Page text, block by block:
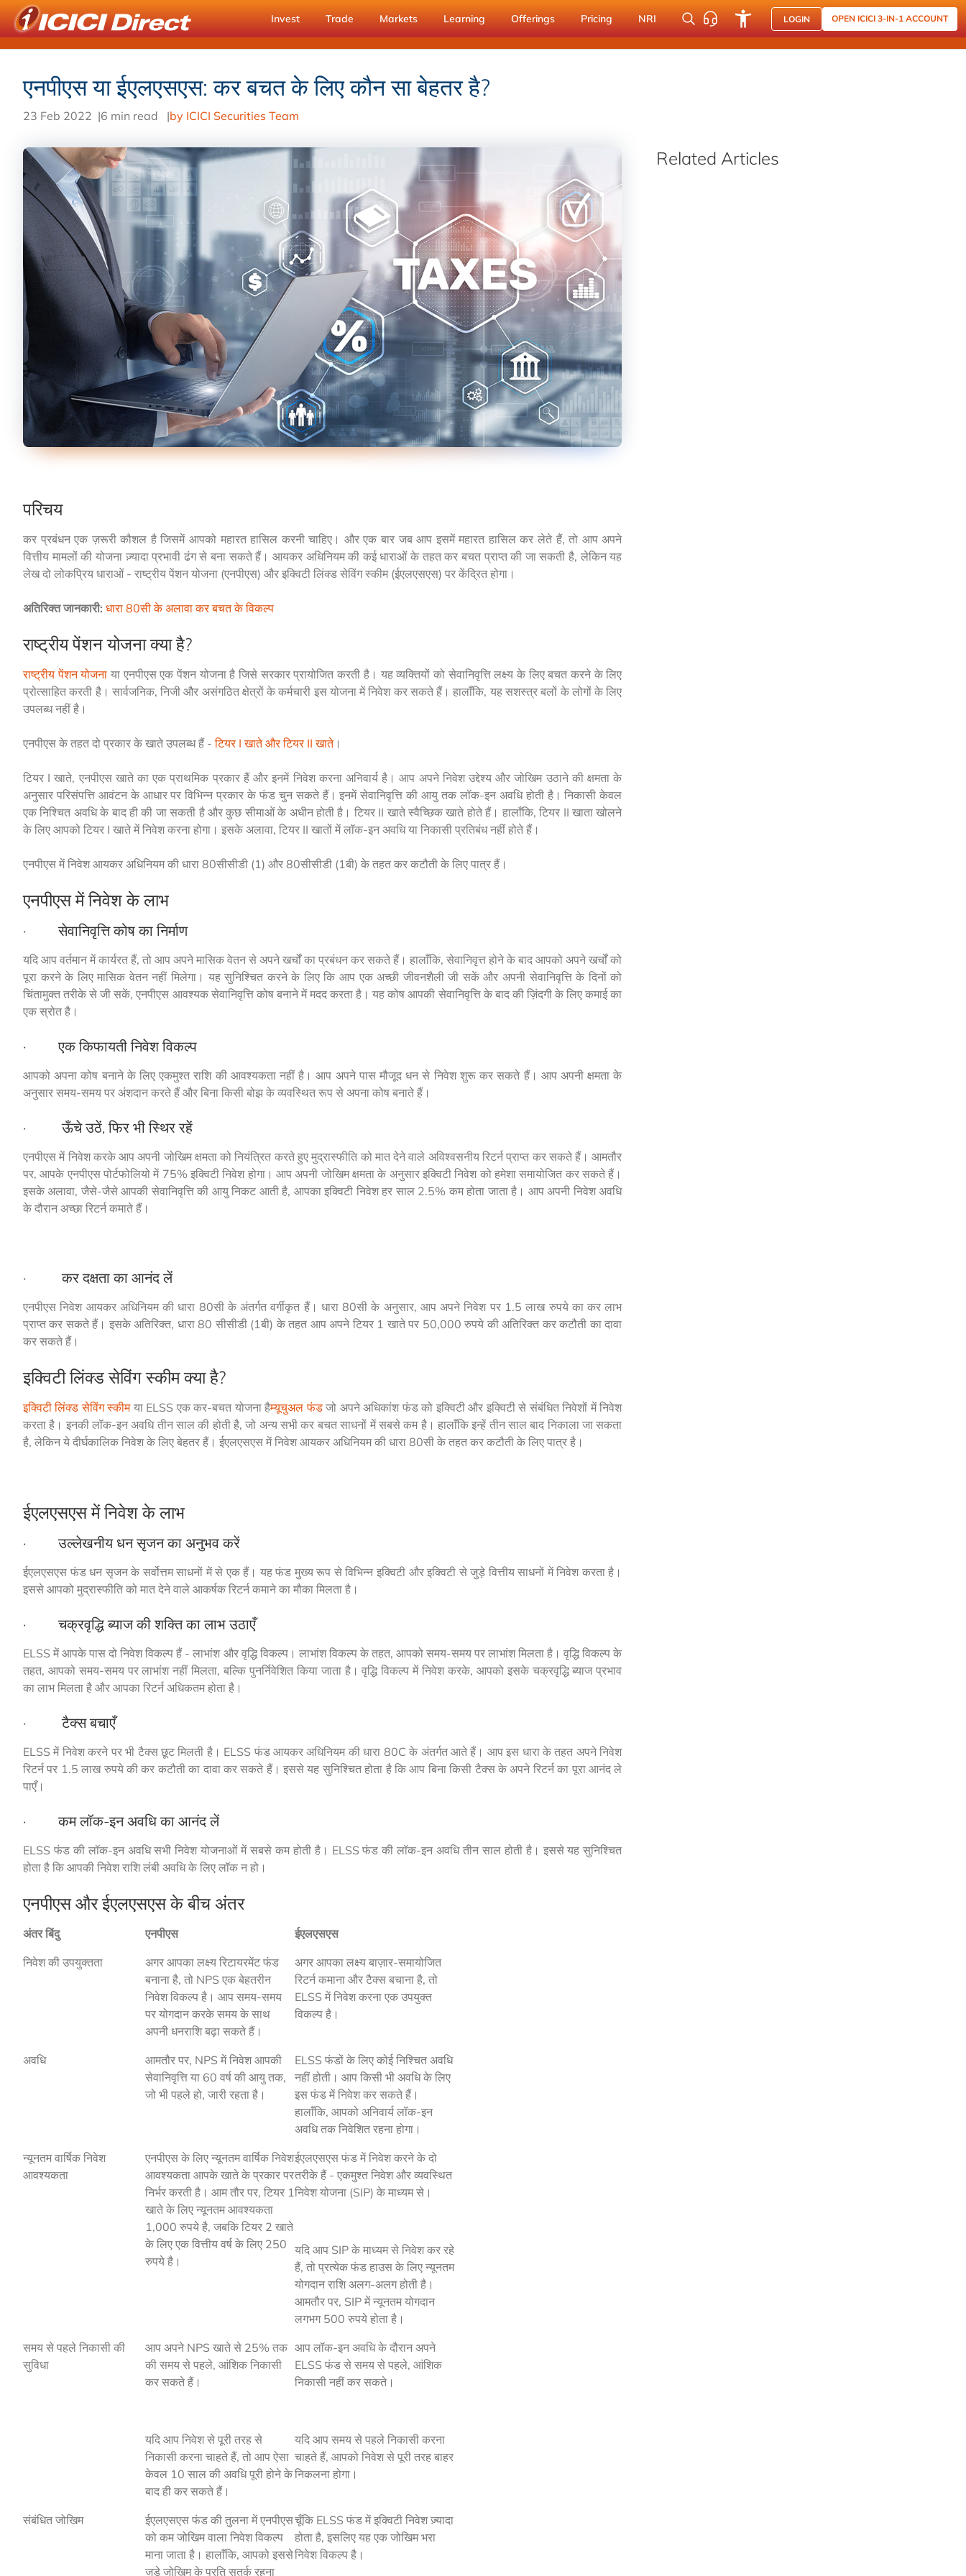
Invest Trade Markets Learning Offerings Pricing NRI LOGIN OPEN ICICI 3-IN-1 ACCOUNT
एनपीएस या ईएलएसएस: कर बचत के लिए कौन सा बेहतर है?
23 Feb 2022 |6 min read |by ICICI Securities Team
परिचय
कर प्रबंधन एक ज़रूरी कौशल है जिसमें आपको महारत हासिल करनी चाहिए। और एक बार जब आप इसमें महारत हासिल कर लेते हैं, तो आप अपने
वित्तीय मामलों की योजना ज़्यादा प्रभावी ढंग से बना सकते हैं। आयकर अधिनियम की कई धाराओं के तहत कर बचत प्राप्त की जा सकती है, लेकिन यह
लेख दो लोकप्रिय धाराओं - राष्ट्रीय पेंशन योजना (एनपीएस) और इक्विटी लिंक्ड सेविंग स्कीम (ईएलएसएस) पर केंद्रित होगा।
अतिरिक्त जानकारी: धारा 80सी के अलावा कर बचत के विकल्प
राष्ट्रीय पेंशन योजना क्या है?
राष्ट्रीय पेंशन योजना या एनपीएस एक पेंशन योजना है जिसे सरकार प्रायोजित करती है। यह व्यक्तियों को सेवानिवृत्ति लक्ष्य के लिए बचत करने के लिए
प्रोत्साहित करती है। सार्वजनिक, निजी और असंगठित क्षेत्रों के कर्मचारी इस योजना में निवेश कर सकते हैं। हालाँकि, यह सशस्त्र बलों के लोगों के लिए
उपलब्ध नहीं है।
एनपीएस के तहत दो प्रकार के खाते उपलब्ध हैं -टियर I खाते और टियर II खाते।
टियर I खाते, एनपीएस खाते का एक प्राथमिक प्रकार हैं और इनमें निवेश करना अनिवार्य है। आप अपने निवेश उद्देश्य और जोखिम उठाने की क्षमता के
अनुसार परिसंपत्ति आवंटन के आधार पर विभिन्न प्रकार के फंड चुन सकते हैं। इनमें सेवानिवृत्ति की आयु तक लॉक-इन अवधि होती है। निकासी केवल
एक निश्चित अवधि के बाद ही की जा सकती है और कुछ सीमाओं के अधीन होती है। टियर II खाते स्वैच्छिक खाते होते हैं। हालाँकि, टियर II खाता खोलने
के लिए आपको टियर I खाते में निवेश करना होगा। इसके अलावा, टियर II खातों में लॉक-इन अवधि या निकासी प्रतिबंध नहीं होते हैं।
एनपीएस में निवेश आयकर अधिनियम की धारा 80सीसीडी (1) और 80सीसीडी (1बी) के तहत कर कटौती के लिए पात्र हैं।
एनपीएस में निवेश के लाभ
· सेवानिवृत्ति कोष का निर्माण
यदि आप वर्तमान में कार्यरत हैं, तो आप अपने मासिक वेतन से अपने खर्चों का प्रबंधन कर सकते हैं। हालाँकि, सेवानिवृत्त होने के बाद आपको अपने खर्चों को
पूरा करने के लिए मासिक वेतन नहीं मिलेगा। यह सुनिश्चित करने के लिए कि आप एक अच्छी जीवनशैली जी सकें और अपनी सेवानिवृत्ति के दिनों को
चिंतामुक्त तरीके से जी सकें, एनपीएस आवश्यक सेवानिवृत्ति कोष बनाने में मदद करता है। यह कोष आपकी सेवानिवृत्ति के बाद की ज़िंदगी के लिए कमाई का
एक स्रोत है।
· एक किफायती निवेश विकल्प
आपको अपना कोष बनाने के लिए एकमुश्त राशि की आवश्यकता नहीं है। आप अपने पास मौजूद धन से निवेश शुरू कर सकते हैं। आप अपनी क्षमता के
अनुसार समय-समय पर अंशदान करते हैं और बिना किसी बोझ के व्यवस्थित रूप से अपना कोष बनाते हैं।
· ऊँचे उठें, फिर भी स्थिर रहें
एनपीएस में निवेश करके आप अपनी जोखिम क्षमता को नियंत्रित करते हुए मुद्रास्फीति को मात देने वाले अविश्वसनीय रिटर्न प्राप्त कर सकते हैं। आमतौर
पर, आपके एनपीएस पोर्टफोलियो में 75% इक्विटी निवेश होगा। आप अपनी जोखिम क्षमता के अनुसार इक्विटी निवेश को हमेशा समायोजित कर सकते हैं।
इसके अलावा, जैसे-जैसे आपकी सेवानिवृत्ति की आयु निकट आती है, आपका इक्विटी निवेश हर साल 2.5% कम होता जाता है। आप अपनी निवेश अवधि
के दौरान अच्छा रिटर्न कमाते हैं।
· कर दक्षता का आनंद लें
एनपीएस निवेश आयकर अधिनियम की धारा 80सी के अंतर्गत वर्गीकृत हैं। धारा 80सी के अनुसार, आप अपने निवेश पर 1.5 लाख रुपये का कर लाभ
प्राप्त कर सकते हैं। इसके अतिरिक्त, धारा 80 सीसीडी (1बी) के तहत आप अपने टियर 1 खाते पर 50,000 रुपये की अतिरिक्त कर कटौती का दावा
कर सकते हैं।
इक्विटी लिंक्ड सेविंग स्कीम क्या है?
इक्विटी लिंक्ड सेविंग स्कीमया ELSS एक कर-बचत योजना हैम्यूचुअल फंडजो अपने अधिकांश फंड को इक्विटी और इक्विटी से संबंधित निवेशों में निवेश
करता है। इनकी लॉक-इन अवधि तीन साल की होती है, जो अन्य सभी कर बचत साधनों में सबसे कम है। हालाँकि इन्हें तीन साल बाद निकाला जा सकता
है, लेकिन ये दीर्घकालिक निवेश के लिए बेहतर हैं। ईएलएसएस में निवेश आयकर अधिनियम की धारा 80सी के तहत कर कटौती के लिए पात्र है।
ईएलएसएस में निवेश के लाभ
· उल्लेखनीय धन सृजन का अनुभव करें
ईएलएसएस फंड धन सृजन के सर्वोत्तम साधनों में से एक हैं। यह फंड मुख्य रूप से विभिन्न इक्विटी और इक्विटी से जुड़े वित्तीय साधनों में निवेश करता है।
इससे आपको मुद्रास्फीति को मात देने वाले आकर्षक रिटर्न कमाने का मौका मिलता है।
· चक्रवृद्धि ब्याज की शक्ति का लाभ उठाएँ
ELSS में आपके पास दो निवेश विकल्प हैं - लाभांश और वृद्धि विकल्प। लाभांश विकल्प के तहत, आपको समय-समय पर लाभांश मिलता है। वृद्धि विकल्प के
तहत, आपको समय-समय पर लाभांश नहीं मिलता, बल्कि पुनर्निवेशित किया जाता है। वृद्धि विकल्प में निवेश करके, आपको इसके चक्रवृद्धि ब्याज प्रभाव
का लाभ मिलता है और आपका रिटर्न अधिकतम होता है।
· टैक्स बचाएँ
ELSS में निवेश करने पर भी टैक्स छूट मिलती है। ELSS फंड आयकर अधिनियम की धारा 80C के अंतर्गत आते हैं। आप इस धारा के तहत अपने निवेश
रिटर्न पर 1.5 लाख रुपये की कर कटौती का दावा कर सकते हैं। इससे यह सुनिश्चित होता है कि आप बिना किसी टैक्स के अपने रिटर्न का पूरा आनंद ले
पाएँ।
· कम लॉक-इन अवधि का आनंद लें
ELSS फंड की लॉक-इन अवधि सभी निवेश योजनाओं में सबसे कम होती है। ELSS फंड की लॉक-इन अवधि तीन साल होती है। इससे यह सुनिश्चित
होता है कि आपकी निवेश राशि लंबी अवधि के लिए लॉक न हो।
एनपीएस और ईएलएसएस के बीच अंतर
अंतर बिंदु एनपीएस
ईएलएसएस
निवेश की उपयुक्तता
अगर आपका लक्ष्य रिटायरमेंट फंड
बनाना है, तो NPS एक बेहतरीन
निवेश विकल्प है। आप समय-समय
पर योगदान करके समय के साथ
अपनी धनराशि बढ़ा सकते हैं।
अगर आपका लक्ष्य बाज़ार-समायोजित
रिटर्न कमाना और टैक्स बचाना है, तो
ELSS में निवेश करना एक उपयुक्त
विकल्प है।
अवधि
आमतौर पर, NPS में निवेश आपकी
सेवानिवृत्ति या 60 वर्ष की आयु तक,
जो भी पहले हो, जारी रहता है।
ELSS फंडों के लिए कोई निश्चित अवधि
नहीं होती। आप किसी भी अवधि के लिए
इस फंड में निवेश कर सकते हैं।
हालाँकि, आपको अनिवार्य लॉक-इन
अवधि तक निवेशित रहना होगा।
न्यूनतम वार्षिक निवेश
आवश्यकता
एनपीएस के लिए न्यूनतम वार्षिक निवेश
आवश्यकता आपके खाते के प्रकार पर
निर्भर करती है। आम तौर पर, टियर 1
खाते के लिए न्यूनतम आवश्यकता
1,000 रुपये है, जबकि टियर 2 खाते
के लिए एक वित्तीय वर्ष के लिए 250
रुपये है।
ईएलएसएस फंड में निवेश करने के दो
तरीके हैं - एकमुश्त निवेश और व्यवस्थित
निवेश योजना (SIP) के माध्यम से।
यदि आप SIP के माध्यम से निवेश कर रहे
हैं, तो प्रत्येक फंड हाउस के लिए न्यूनतम
योगदान राशि अलग-अलग होती है।
आमतौर पर, SIP में न्यूनतम योगदान
लगभग 500 रुपये होता है।
समय से पहले निकासी की
सुविधा
आप अपने NPS खाते से 25% तक
की समय से पहले, आंशिक निकासी
कर सकते हैं।
यदि आप निवेश से पूरी तरह से
निकासी करना चाहते हैं, तो आप ऐसा
केवल 10 साल की अवधि पूरी होने के
बाद ही कर सकते हैं।
आप लॉक-इन अवधि के दौरान अपने
ELSS फंड से समय से पहले, आंशिक
निकासी नहीं कर सकते।
यदि आप समय से पहले निकासी करना
चाहते हैं, आपको निवेश से पूरी तरह बाहर
निकलना होगा।
संबंधित जोखिम
ईएलएसएस फंड की तुलना में एनपीएस
को कम जोखिम वाला निवेश विकल्प
माना जाता है। हालाँकि, आपको इससे
जुड़े जोखिम के प्रति सतर्क रहना
चूँकि ELSS फंड में इक्विटी निवेश ज़्यादा
होता है, इसलिए यह एक जोखिम भरा
निवेश विकल्प है।
Related Articles